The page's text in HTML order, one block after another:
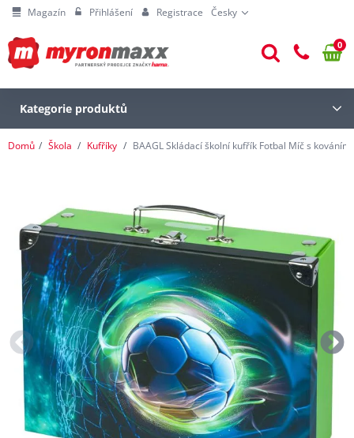
Magazín Přihlášení Registrace Česky
0
Kategorie produktů
Domů Škola Kufříky BAAGL Skládací školní kufřík Fotbal Míč s kováním